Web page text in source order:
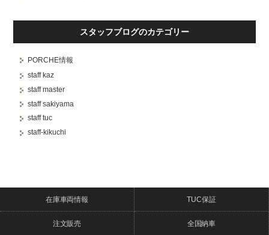
スタッフブログのカテゴリー
PORCHE情報
staff kaz
staff master
staff sakiyama
staff tuc
staff-kikuchi
在庫車両情報 TUC保証
注文販売 全国納車